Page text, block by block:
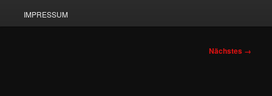
IMPRESSUM
Nächstes →